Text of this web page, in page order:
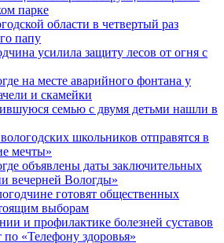
парке
области в четвертый раз
папу
усилила защиту лесов от огня с
на месте аварийного фонтана у
и скамейки
семью с двумя детьми нашли в
школьников отправятся в
мечты»
объявлены даты заключительных
вечерней Вологды»
готовят общественных
выборам
и профилактике болезней суставов
«Телефону здоровья»